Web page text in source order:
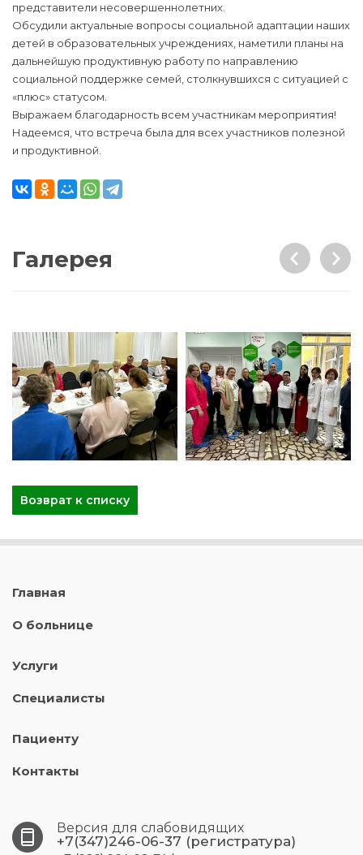
представители несовершеннолетних.
Обсудили актуальные вопросы социальной адаптации наших
детей в образовательных учреждениях, наметили планы на
дальнейшую продуктивную работу по направлению
социальной поддержке семей, столкнувшихся с ситуацией с
«плюс» статусом.
Выражаем благодарность всем участникам мероприятия!
Надеемся, что встреча была для всех участников полезной
и продуктивной.
Галерея
Возврат к списку
Главная
О больнице
Услуги
Специалисты
Пациенту
Контакты
Версия для слабовидящих
+7(347)246-06-37 (регистратура)